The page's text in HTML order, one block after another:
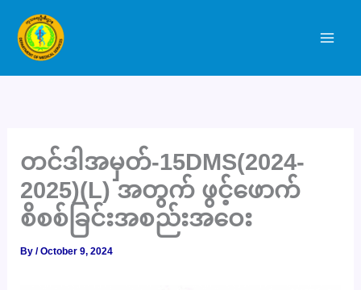
content
တင်ဒါအမှတ်-15DMS(2024-
2025)(L) အတွက် ဖွင့်ဖောက်
စိစစ်ခြင်းအစည်းအဝေး
By/October 9, 2024